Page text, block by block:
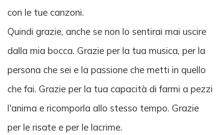
con le tue canzoni.
Quindi grazie, anche se non lo sentirai mai uscire
dalla mia bocca. Grazie per la tua musica, per la
persona che sei e la passione che metti in quello
che fai. Grazie per la tua capacità di farmi a pezzi
l'anima e ricomporla allo stesso tempo. Grazie
per le risate e per le lacrime.